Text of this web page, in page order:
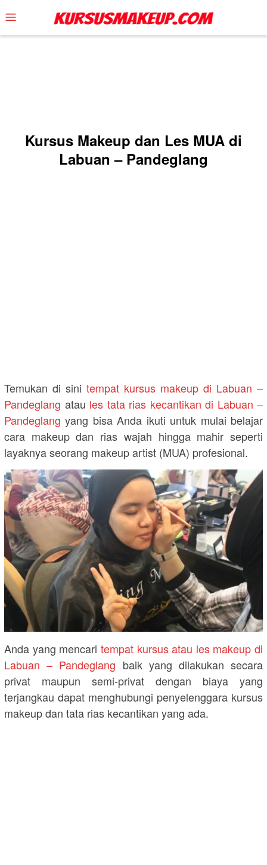
to
content
Mobile
Menu
Kursus Makeup dan Les MUA di
Labuan – Pandeglang
Temukan di sini tempat kursus makeup di Labuan –
Pandeglang atau les tata rias kecantikan di Labuan –
Pandeglang yang bisa Anda ikuti untuk mulai belajar
cara makeup dan rias wajah hingga mahir seperti
layaknya seorang makeup artist (MUA) profesional.
Anda yang mencari tempat kursus atau les makeup di
Labuan – Pandeglang baik yang dilakukan secara
privat maupun semi-privat dengan biaya yang
terjangkau dapat menghubungi penyelenggara kursus
makeup dan tata rias kecantikan yang ada.